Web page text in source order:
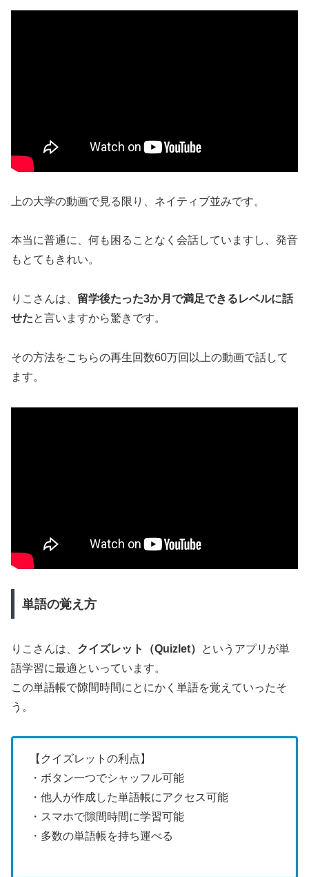
上の大学の動画で見る限り、ネイティブ並みです。
本当に普通に、何も困ることなく会話していますし、発音
もとてもきれい。
りこさんは、 留学後たった3か月で満足できるレベルに話
せたと言いますから驚きです。
その方法をこちらの再生回数60万回以上の動画で話して
ます。
単語の覚え方
りこさんは、 クイズレット（Quizlet）
というアプリが単
語学習に最適といっています。
この単語帳で隙間時間にとにかく単語を覚えていったそ
う。
【クイズレットの利点】
・ボタン一つでシャッフル可能
・他人が作成した単語帳にアクセス可能
・スマホで隙間時間に学習可能
・多数の単語帳を持ち運べる